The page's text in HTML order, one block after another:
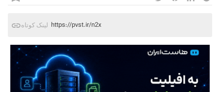
لینک کوتاه https://pvst.ir/n2x